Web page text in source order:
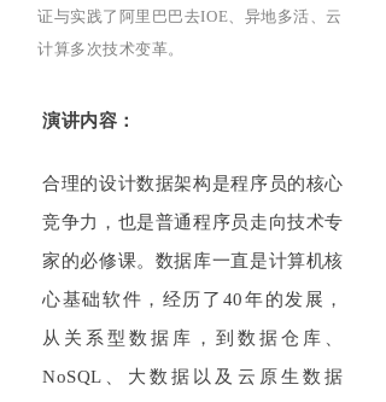
证与实践了阿里巴巴去IOE、异地多活、云
计算多次技术变革。
演讲内容：
合理的设计数据架构是程序员的核心
竞争力，也是普通程序员走向技术专
家的必修课。数据库一直是计算机核
心基础软件，经历了 40年的发展，
从关系型数据库，到数据仓库、
NoSQL 、大数据以及云原生数据